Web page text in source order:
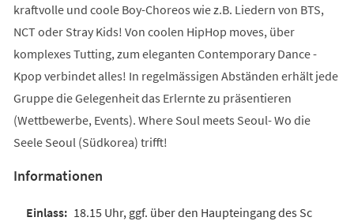
kraftvolle und coole Boy-Choreos wie z.B. Liedern von BTS,
NCT oder Stray Kids! Von coolen HipHop moves, über
komplexes Tutting, zum eleganten Contemporary Dance -
Kpop verbindet alles! In regelmässigen Abständen erhält jede
Gruppe die Gelegenheit das Erlernte zu präsentieren
(Wettbewerbe, Events). Where Soul meets Seoul- Wo die
Seele Seoul (Südkorea) trifft!
Informationen
18.15 Uhr, ggf. über den Haupteingang des Sc